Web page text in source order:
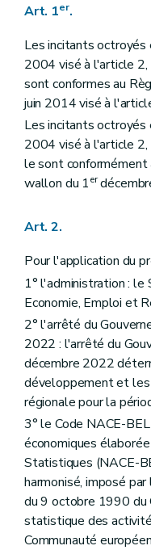
Art. 1er.
Les incitants
2004 visé à l'article
sont conformes au
juin 2014 visé à
Les incitants
2004 visé à l'article
le sont
wallon du 1er
Art. 2.
Pour l'application du
1° l'administration : le
Economie, Emploi et
2° l'arrêté du
2022 : l'arrêté du
décembre 2022
développement et
régionale pour la
3° le Code NACE-
économiques
Statistiques (NACE-
harmonisé, imposé
du 9 octobre 1990 du
statistique des
Communauté